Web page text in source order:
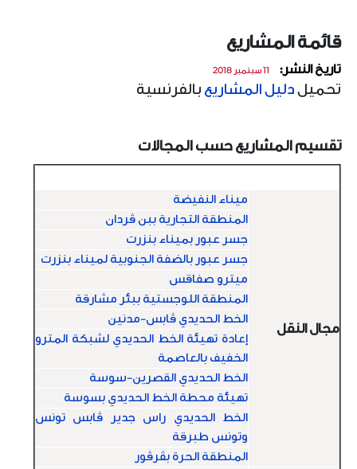
قائمة المشاريع
تاريخ النشر: 11 سبتمبر 2018
تحميلدليل المشاريع بالفرنسية
تقسيم المشاريع حسب المجالات
مجال النقل
ميناء النفيضة
المنطقة التجارية ببن ڤردان
جسر عبور بميناء بنزرت
جسر عبور بالضفة الجنوبية لميناء بنزرت
ميترو صفاقس
المنطقة اللوجستية ببئر مشارقة
الخط الحديدي ڤابس-مدنين
إعادة تهيئة الخط الحديدي لشبكة المترو
الخفيف بالعاصمة
الخط الحديدي القصرين-سوسة
تهيئة محطة الخط الحديدي بسوسة
الخط الحديدي راس جدير ڤابس تونس
وتونس طبرقة
المنطقة الحرة بڤرڤور